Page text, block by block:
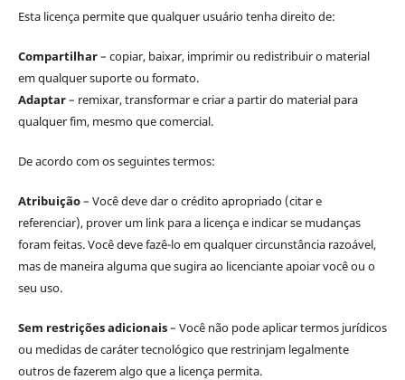
Esta licença permite que qualquer usuário tenha direito de:
Compartilhar– copiar, baixar, imprimir ou redistribuir o material
em qualquer suporte ou formato.
Adaptar– remixar, transformar e criar a partir do material para
qualquer fim, mesmo que comercial.
De acordo com os seguintes termos:
Atribuição– Você deve dar o crédito apropriado (citar e
referenciar), prover um link para a licença e indicar se mudanças
foram feitas. Você deve fazê-lo em qualquer circunstância razoável,
mas de maneira alguma que sugira ao licenciante apoiar você ou o
seu uso.
Sem restrições adicionais– Você não pode aplicar termos jurídicos
ou medidas de caráter tecnológico que restrinjam legalmente
outros de fazerem algo que a licença permita.